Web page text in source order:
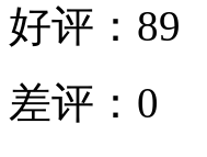
好评： 89
差评： 0